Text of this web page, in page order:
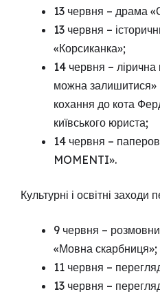
13 червня – драма
13 червня –
«Корсиканка»;
14 червня – лірична
можна
кохання до кота
київського юриста;
14 червня –
MOMENTI».
Культурні і освітні заходи
9 червня –
«Мовна скарбниця»;
11 червня –
13 червня –